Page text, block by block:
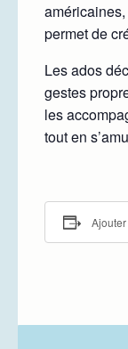
permet de
Les ados
gestes
les
tout en